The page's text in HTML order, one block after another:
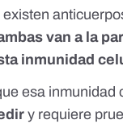
van a la
inmunidad
esa inmunidad
y requiere